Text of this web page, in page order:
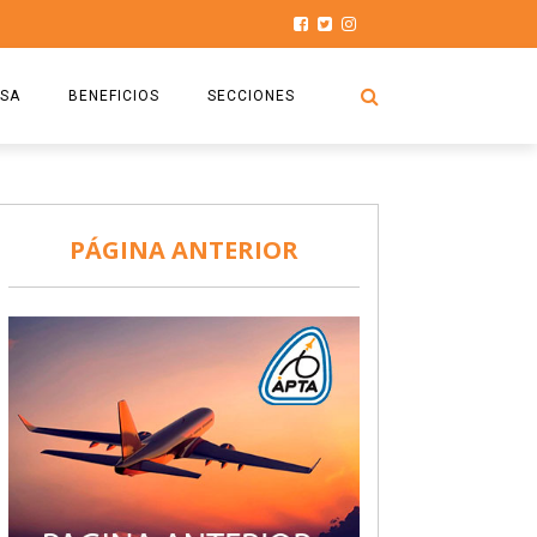
BENEFICIOS
COMISIÓN
SECCIONES
SEGURIDAD AÉREA
TURISMO Y RECREACIÓN
VIDEOS
PÁGINA ANTERIOR